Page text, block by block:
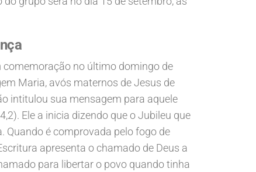
comemoração no último domingo de
Maria, avós maternos de Jesus de
intitulou sua mensagem para aquele
Ele a inicia dizendo que o Jubileu que
Quando é comprovada pelo fogo de
apresenta o chamado de Deus a
para libertar o povo quando tinha